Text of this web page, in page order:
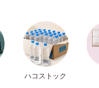
ハコストック